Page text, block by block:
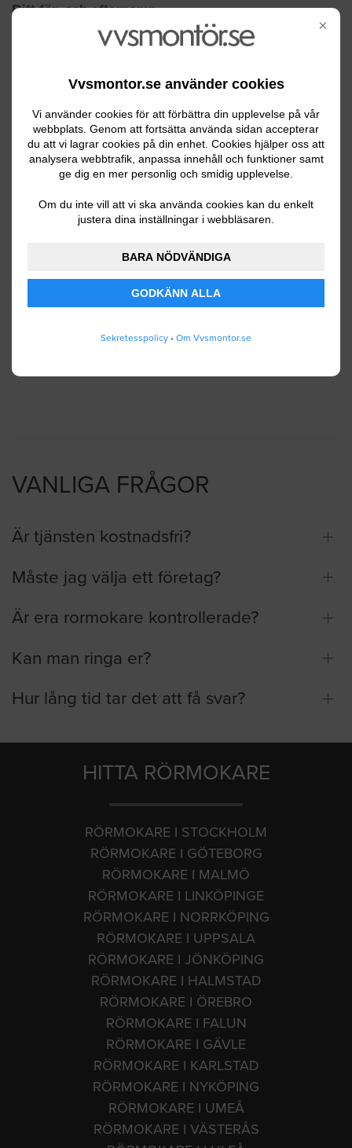
×
Vvsmontor.se använder cookies
Vi använder cookies för att förbättra din upplevelse på vår
webbplats. Genom att fortsätta använda sidan accepterar
du att vi lagrar cookies på din enhet. Cookies hjälper oss att
analysera webbtrafik, anpassa innehåll och funktioner samt
ge dig en mer personlig och smidig upplevelse.
Om du inte vill att vi ska använda cookies kan du enkelt
justera dina inställningar i webbläsaren.
BARA NÖDVÄNDIGA
GODKÄNN ALLA
Sekretesspolicy • Om Vvsmontor.se
Ditt för- och efternamn
Din e-postadress
Ditt telefonnummer
använder mina personuppgifter enligt
SKICKA IN
VANLIGA FRÅGOR
Är tjänsten kostnadsfri?
Måste jag välja ett företag?
Är era rormokare kontrollerade?
Kan man ringa er?
Hur lång tid tar det att få svar?
HITTA RÖRMOKARE
RÖRMOKARE I STOCKHOLM
RÖRMOKARE I GÖTEBORG
RÖRMOKARE I MALMÖ
RÖRMOKARE I LINKÖPINGE
RÖRMOKARE I NORRKÖPING
RÖRMOKARE I UPPSALA
RÖRMOKARE I JÖNKÖPING
RÖRMOKARE I HALMSTAD
RÖRMOKARE I ÖREBRO
RÖRMOKARE I FALUN
RÖRMOKARE I GÄVLE
RÖRMOKARE I KARLSTAD
RÖRMOKARE I NYKÖPING
RÖRMOKARE I UMEÅ
RÖRMOKARE I VÄSTERÅS